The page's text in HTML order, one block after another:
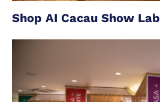
Shop AI Cacau Show Lab